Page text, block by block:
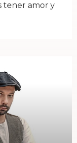
tener amor y